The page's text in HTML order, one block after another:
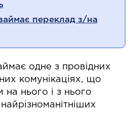
переклад з/на
одне з провідних
комунікаціях, що
на нього і з нього